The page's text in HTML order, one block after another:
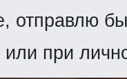
отправлю
или при